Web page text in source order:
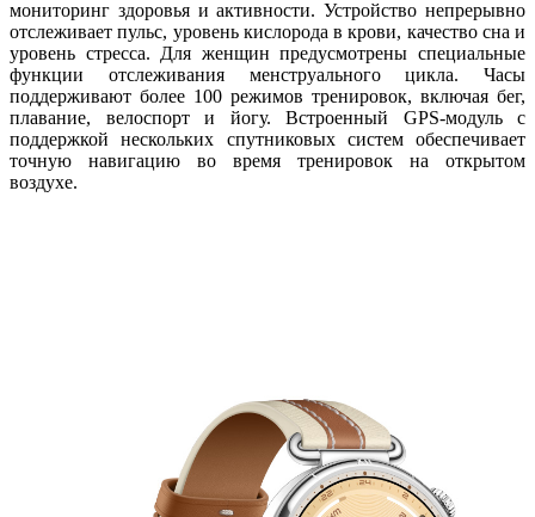
мониторинг здоровья и активности. Устройство непрерывно
отслеживает пульс, уровень кислорода в крови, качество сна и
уровень стресса. Для женщин предусмотрены специальные
функции отслеживания менструального цикла. Часы
поддерживают более 100 режимов тренировок, включая бег,
плавание, велоспорт и йогу. Встроенный GPS-модуль с
поддержкой нескольких спутниковых систем обеспечивает
точную навигацию во время тренировок на открытом
воздухе.